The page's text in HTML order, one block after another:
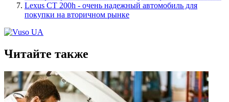
Lexus CT 200h - очень надежный автомобиль для
покупки на вторичном рынке
Читайте также